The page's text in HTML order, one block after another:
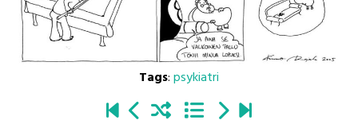
Tags:psykiatri